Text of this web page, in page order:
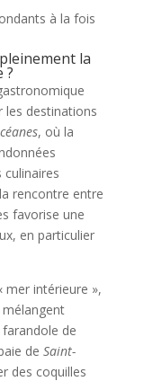
à la fois
la
?
les destinations
, où la
culinaires
rencontre entre
favorise une
en particulier
mer intérieure »,
de
de Saint-
des coquilles